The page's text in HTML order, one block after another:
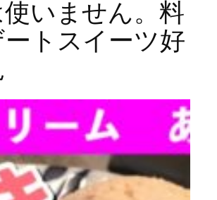
いません。料
トスイーツ好